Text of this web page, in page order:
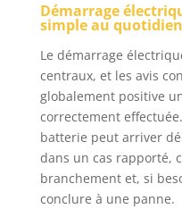
Démarrage
simple au
Le démarrage
centraux, et les avis
globalement positive
correctement
batterie peut arriver
dans un cas rapporté,
branchement et, si
conclure à une panne.